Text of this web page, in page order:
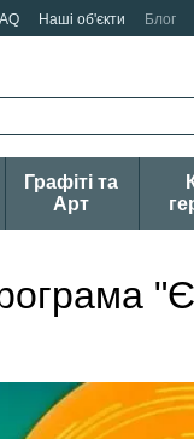
Наші об'єкти Блог
Графіті та
Арт